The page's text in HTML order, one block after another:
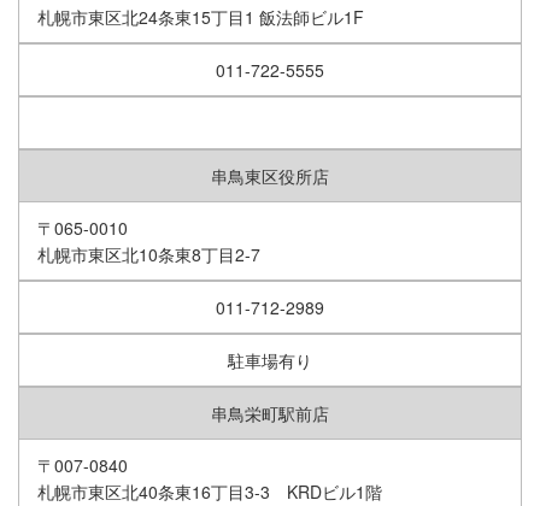
札幌市東区北24条東15丁目1 飯法師ビル1F
011-722-5555
串鳥東区役所店
〒065-0010
札幌市東区北10条東8丁目2-7
011-712-2989
駐車場有り
串鳥栄町駅前店
〒007-0840
札幌市東区北40条東16丁目3-3 KRDビル1階